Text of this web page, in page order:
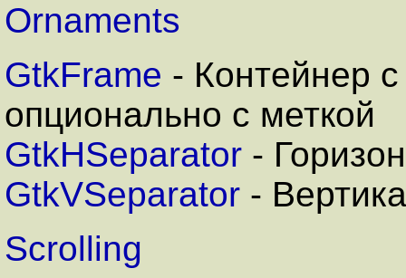
Ornaments
GtkFrame - Контейнер
опционально с меткой
GtkHSeparator -
GtkVSeparator -
Scrolling